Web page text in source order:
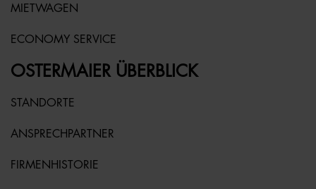
MIETWAGEN
ECONOMY SERVICE
OSTERMAIER ÜBERBLICK
STANDORTE
ANSPRECHPARTNER
FIRMENHISTORIE